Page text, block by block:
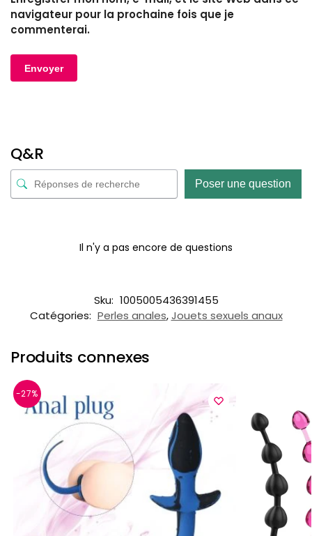
navigateur pour la prochaine fois que je
commenterai.
Q&R
Poser une question
Il n'y a pas encore de questions
Sku: 1005005436391455
Catégories: Perles anales,Jouets sexuels anaux
Produits connexes
-27%